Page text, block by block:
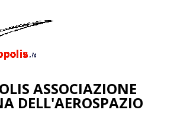
ASSOCIAZIONE
DELL'AEROSPAZIO